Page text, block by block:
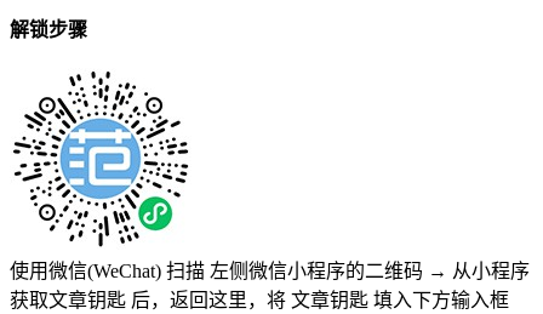
解锁步骤
使用微信(WeChat) 扫描 左侧微信小程序的二维码 → 从小程序
获取文章钥匙 后，返回这里，将 文章钥匙 填入下方输入框